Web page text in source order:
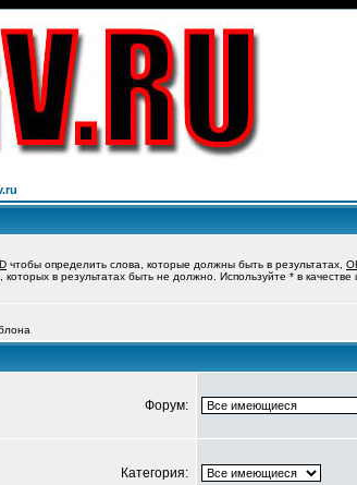
чтобы определить слова, которые должны быть в результатах,
которых в результатах быть не должно. Используйте * в
Форум:
Категория: